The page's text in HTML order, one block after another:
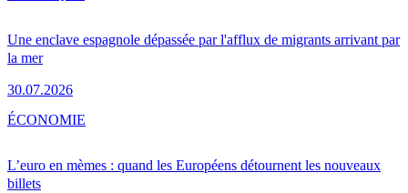
Une enclave espagnole dépassée par l'afflux de migrants arrivant par
la mer
30.07.2026
L’euro en mèmes : quand les Européens détournent les nouveaux
billets
ÉCONOMIE